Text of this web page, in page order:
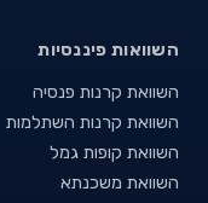
השוואות פיננסיות
השוואת קרנות פנסיה
השוואת קרנות השתלמות
השוואת קופות גמל
השוואת משכנתא